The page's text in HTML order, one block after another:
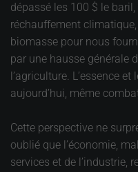
dépassé les 100 $ le
réchauffement
biomasse pour nous
par une hausse générale
l’agriculture. L’essence
aujourd’hui, même
Cette perspective ne
oublié que l’économie,
services et de l’industrie,